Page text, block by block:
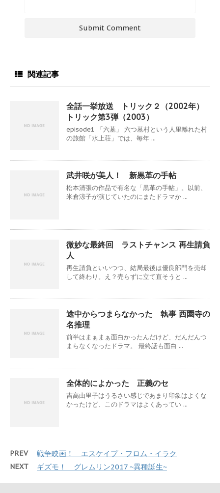
関連記事
全話一挙放送 トリック２（2002年）
トリック第3弾（2003）
episode1 「六墓」 六つ墓村という人里離れた村
の旅館「水上荘」では、毎年 ...
武井咲が美人！ 新黒革の手帖
松本清張の作品で有名な「黒革の手帖」。以前、
米倉涼子が演じていたのにまたドラマか ...
微妙な最終回 ラストチャンス 再生請負
人
再生請負といいつつ、結局最後は優良部門を売却
して終わり。え？売らずに立て直そうと ...
途中からつまらなかった 執事 西園寺の
名推理
前半はまぁまぁ面白かったんだけど、だんだんつ
まらなくなったドラマ。 最終話も面白 ...
全体的によかった 正義のセ
吉高由里子はうるさい感じであまり印象はよくな
かったけど、このドラマはよくあってい ...
PREV 戦争映画！ エスケイプ・フロム・イラク
NEXT ギズモ！ グレムリン2017 ~異種誕生~